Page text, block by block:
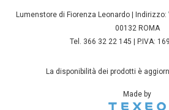
Lumenstore di Fiorenza Leonardo |
00132 ROMA
Tel. 366 32 22 145 | P.IVA:
La disponibilità dei prodotti è
Made by